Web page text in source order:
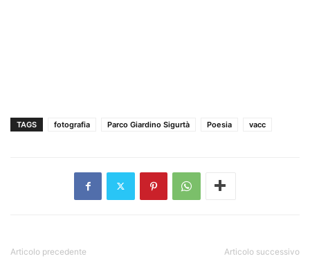
TAGS fotografia Parco Giardino Sigurtà Poesia vacc
Articolo precedente Articolo successivo